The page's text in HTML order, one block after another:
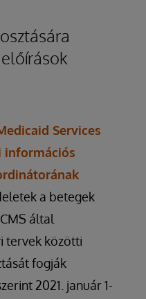
Services
információs
a betegek
által
tervek közötti
fogják
2021. január 1-